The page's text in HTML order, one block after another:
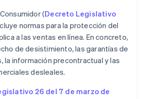
(Decreto Legislativo
normas para la protección del
a las ventas en línea. En concreto,
de desistimiento, las garantías de
la información precontractual y las
desleales.
26 del 7 de marzo de